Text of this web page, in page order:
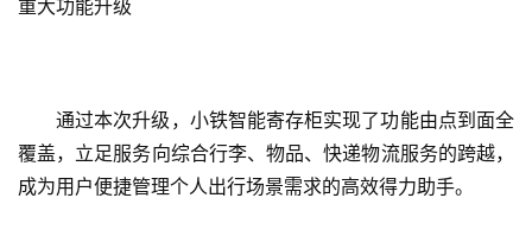
通过本次升级，小铁智能寄存柜实现了功能由点到面全
覆盖，立足服务向综合行李、物品、快递物流服务的跨越，
成为用户便捷管理个人出行场景需求的高效得力助手。